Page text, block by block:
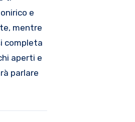
e
mentre
completa
aperti e
parlare